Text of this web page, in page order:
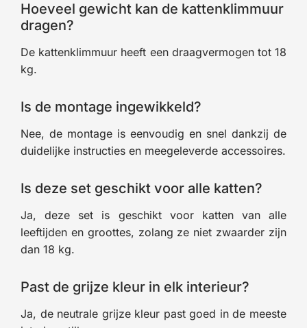
Hoeveel gewicht kan de kattenklimmuur
dragen?
De kattenklimmuur heeft een draagvermogen tot 18
kg.
Is de montage ingewikkeld?
Nee, de montage is eenvoudig en snel dankzij de
duidelijke instructies en meegeleverde accessoires.
Is deze set geschikt voor alle katten?
Ja, deze set is geschikt voor katten van alle
leeftijden en groottes, zolang ze niet zwaarder zijn
dan 18 kg.
Past de grijze kleur in elk interieur?
Ja, de neutrale grijze kleur past goed in de meeste